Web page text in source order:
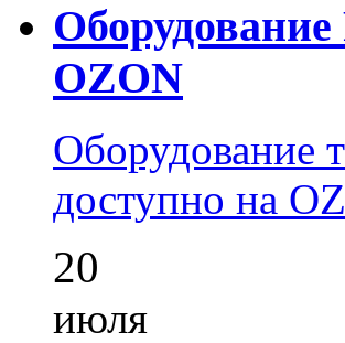
OZON
Оборудование
доступно на
20
июля